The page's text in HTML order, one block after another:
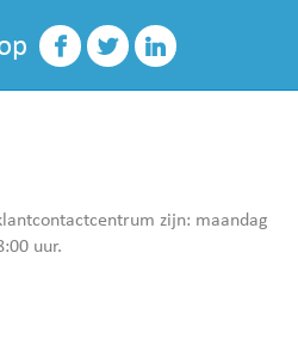
zijn: maandag
uur.